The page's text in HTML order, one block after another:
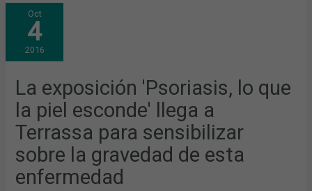
Oct
4
2016
La exposición 'Psoriasis, lo que
la piel esconde' llega a
Terrassa para sensibilizar
sobre la gravedad de esta
enfermedad
LA
EXPOSICIÓN
'PSORIASIS,
LO
QUE
LA
PIEL
A
TERRASSA
PARA
SENSIBILIZAR
SOBRE
LA
GRAVEDAD
DE
ESTA
ENFERMEDAD